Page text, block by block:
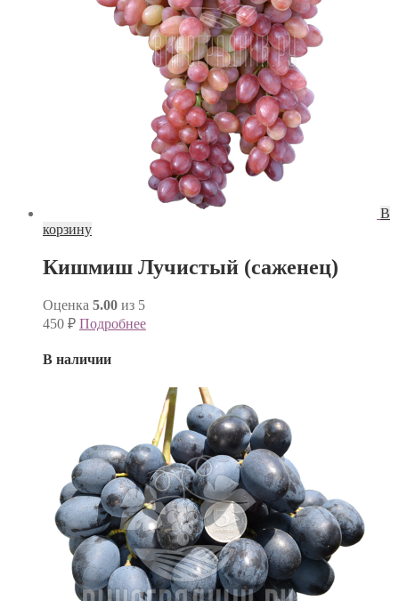
В
корзину
Кишмиш Лучистый (саженец)
Оценка 5.00 из 5
450 ₽ Подробнее
В наличии